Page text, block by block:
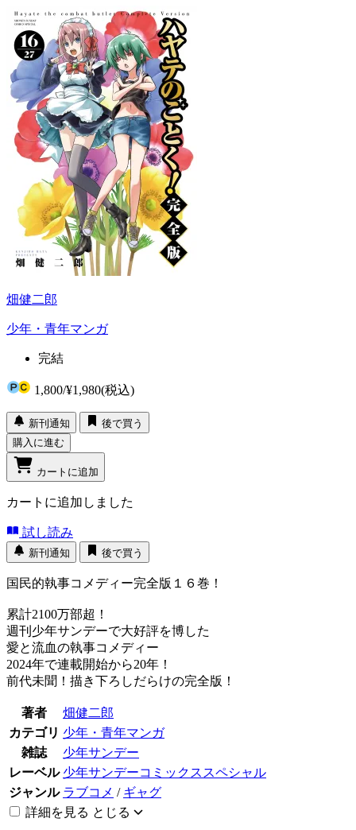
畑健二郎
少年・青年マンガ
完結
1,800/¥1,980(税込)
新刊通知
後で買う
購入に進む
カートに追加
カートに追加しました
試し読み
新刊通知 後で買う
国民的執事コメディー完全版１６巻！
累計2100万部超！
週刊少年サンデーで大好評を博した
愛と流血の執事コメディー
2024年で連載開始から20年！
前代未聞！描き下ろしだらけの完全版！
著者
畑健二郎
カテゴリ 少年・青年マンガ
雑誌
少年サンデー
レーベル 少年サンデーコミックススペシャル
ジャンル ラブコメ / ギャグ
詳細を見る とじる